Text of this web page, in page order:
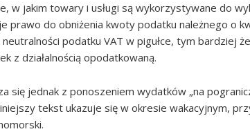
w jakim towary i usługi są wykorzystywane do
prawo do obniżenia kwoty podatku należnego o
neutralności podatku VAT w pigułce, tym bardziej
z działalnością opodatkowaną.
się jednak z ponoszeniem wydatków „na
tekst ukazuje się w okresie wakacyjnym,